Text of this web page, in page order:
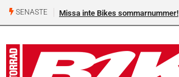
SENASTE Missa inte Bikes sommarnummer!